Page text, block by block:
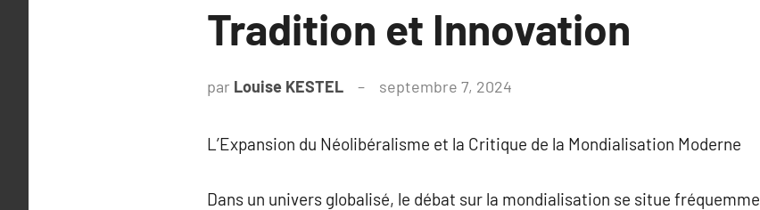
Tradition et Innovation
par Louise KESTEL septembre 7, 2024
L’Expansion du Néolibéralisme et la Critique de la Mondialisation Moderne
Dans un univers globalisé, le débat sur la mondialisation se situe